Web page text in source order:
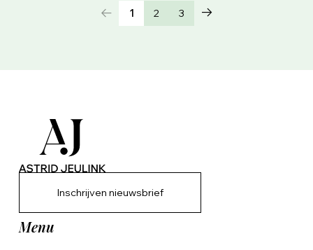
1 2 3
Inschrijven nieuwsbrief
Menu